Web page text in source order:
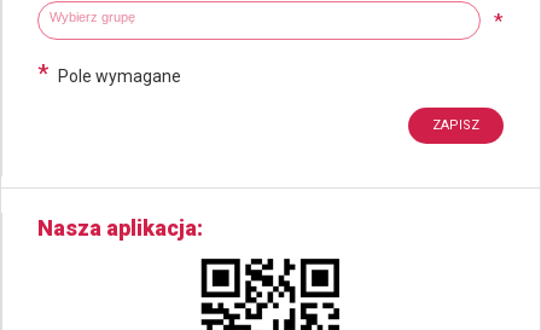
Wybierz grupy tematyczne *
Wpisz wyszukiwaną fraze
* Pole wymagane
Nasza aplikacja